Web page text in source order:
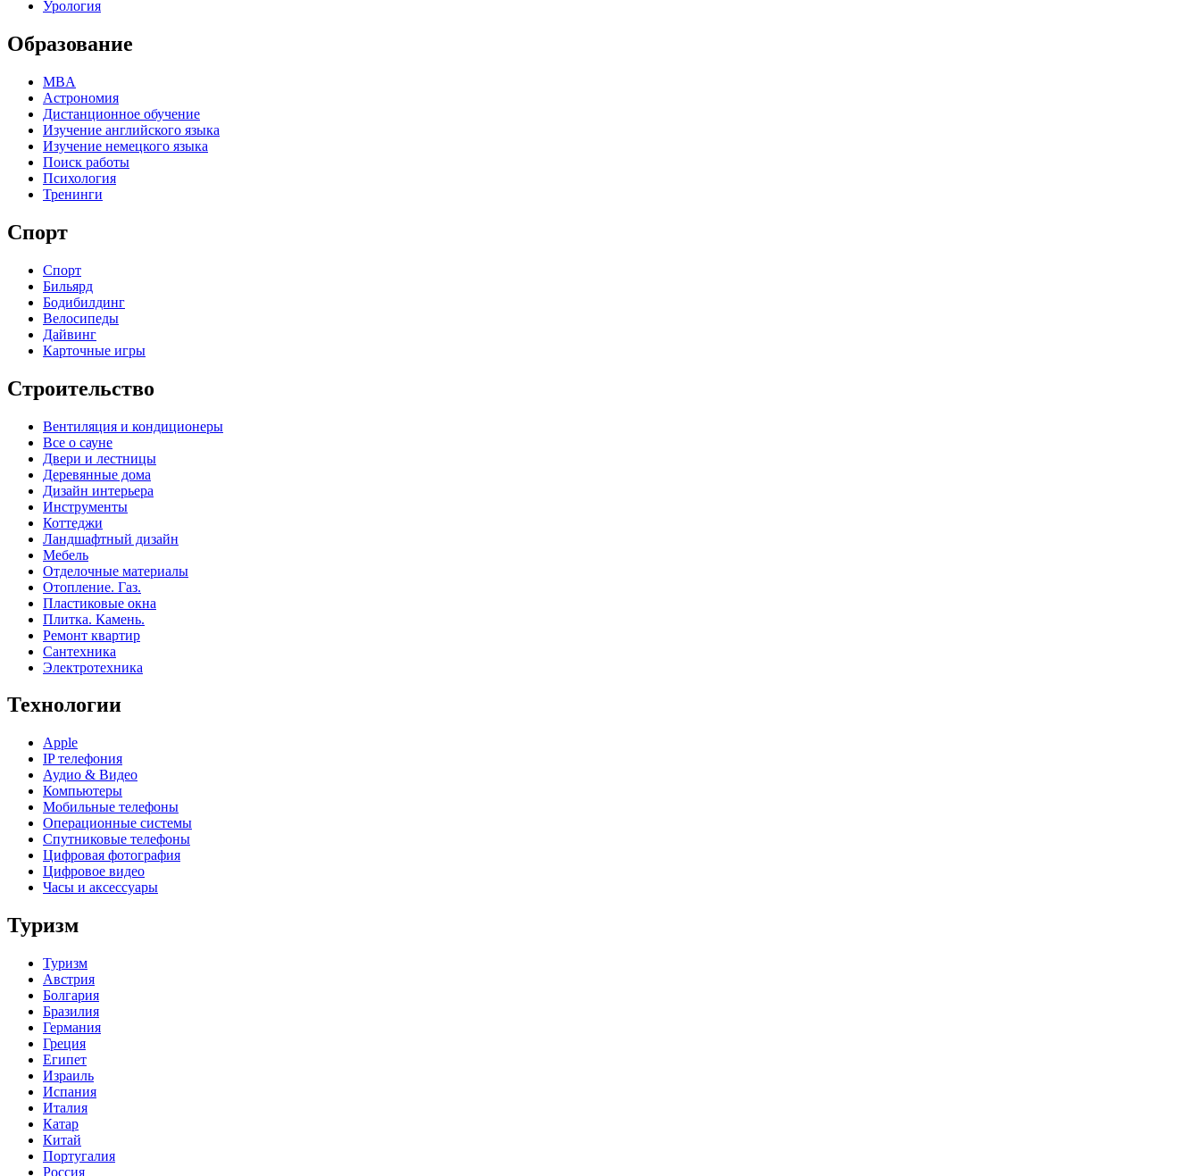
Урология
Образование
MBA
Астрономия
Дистанционное обучение
Изучение английского языка
Изучение немецкого языка
Поиск работы
Психология
Тренинги
Спорт
Спорт
Бильярд
Бодибилдинг
Велосипеды
Дайвинг
Карточные игры
Строительство
Вентиляция и кондиционеры
Все о сауне
Двери и лестницы
Деревянные дома
Дизайн интерьера
Инструменты
Коттеджи
Ландшафтный дизайн
Мебель
Отделочные материалы
Отопление. Газ.
Пластиковые окна
Плитка. Камень.
Ремонт квартир
Сантехника
Электротехника
Технологии
Apple
IP телефония
Аудио & Видео
Компьютеры
Мобильные телефоны
Операционные системы
Спутниковые телефоны
Цифровая фотография
Цифровое видео
Часы и аксессуары
Туризм
Туризм
Австрия
Болгария
Бразилия
Германия
Греция
Египет
Израиль
Испания
Италия
Катар
Китай
Португалия
Россия